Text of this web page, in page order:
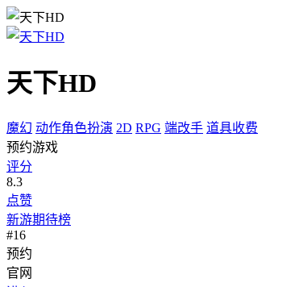
天下HD
魔幻 动作角色扮演 2D RPG 端改手 道具收费
预约游戏
评分
8.3
点赞
新游期待榜
#16
预约
官网